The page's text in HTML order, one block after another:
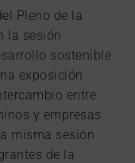
Pleno de la
la sesión
sostenible
exposición
entre
y empresas
misma sesión
de la